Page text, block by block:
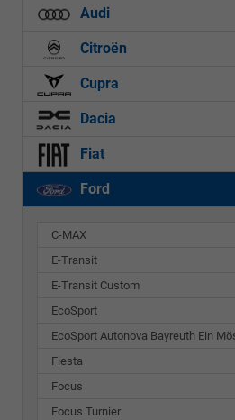
Audi
Citroën
Cupra
Dacia
Fiat
Ford
C-MAX
E-Transit
E-Transit Custom
EcoSport
EcoSport Autonova Bayreuth Ein
Fiesta
Focus
Focus Turnier